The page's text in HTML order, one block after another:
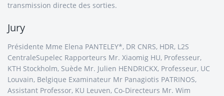
transmission directe des sorties.
Jury
Présidente Mme Elena PANTELEY*, DR CNRS, HDR, L2S
CentraleSupelec Rapporteurs Mr. Xiaomig HU, Professeur,
KTH Stockholm, Suède Mr. Julien HENDRICKX, Professeur, UC
Louvain, Belgique Examinateur Mr Panagiotis PATRINOS,
Assistant Professor, KU Leuven, Co-Directeurs Mr. Wim